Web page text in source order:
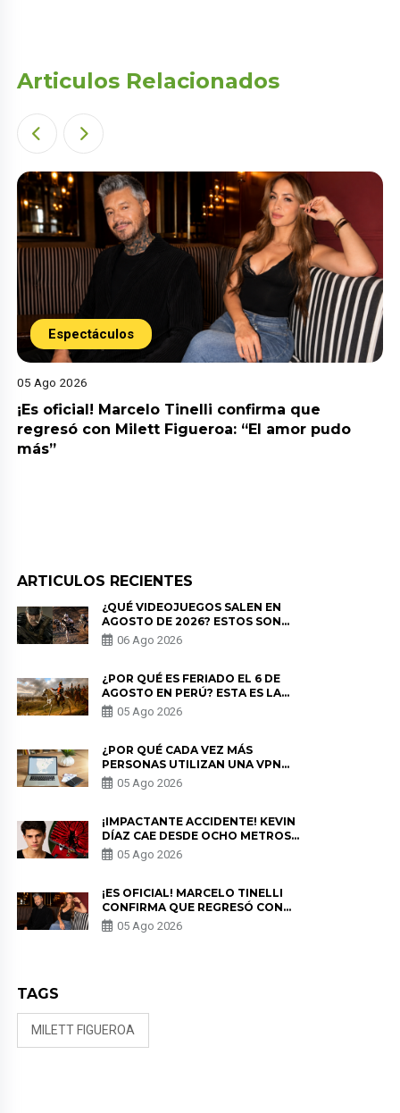
Articulos Relacionados
Espectáculos
05 Ago 2026
¡Es oficial! Marcelo Tinelli confirma que
regresó con Milett Figueroa: “El amor pudo
más”
ARTICULOS RECIENTES
¿QUÉ VIDEOJUEGOS SALEN EN
AGOSTO DE 2026? ESTOS SON
LOS ESTRENOS MÁS ESPERADOS
06 Ago 2026
¿POR QUÉ ES FERIADO EL 6 DE
AGOSTO EN PERÚ? ESTA ES LA
HISTORIA
05 Ago 2026
¿POR QUÉ CADA VEZ MÁS
PERSONAS UTILIZAN UNA VPN
PARA PROTEGER SU
PRIVACIDAD?
05 Ago 2026
¡IMPACTANTE ACCIDENTE! KEVIN
DÍAZ CAE DESDE OCHO METROS
EN “ESTO ES GUERRA” Y GENERA
PREOCUPACIÓN
05 Ago 2026
¡ES OFICIAL! MARCELO TINELLI
CONFIRMA QUE REGRESÓ CON
MILETT FIGUEROA: “EL AMOR
PUDO MÁS”
05 Ago 2026
TAGS
MILETT FIGUEROA